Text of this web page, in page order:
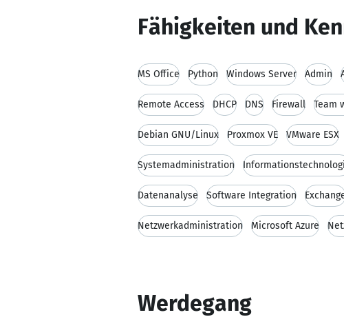
Fähigkeiten und
MS Office Python Windows Server Admin
Remote Access DHCP DNS Firewall Team
Debian GNU/Linux Proxmox VE VMware ESX
Systemadministration
Datenanalyse Software Integration
Netzwerkadministration Microsoft Azure
Werdegang